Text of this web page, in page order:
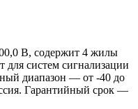
В, содержит 4 жилы
для систем сигнализации
диапазон — от -40 до
Гарантийный срок —